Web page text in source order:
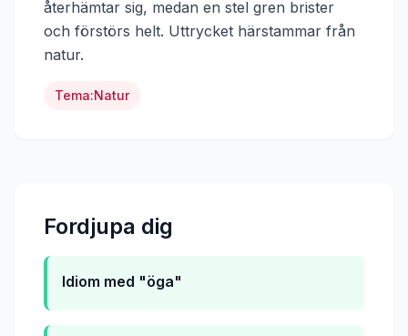
återhämtar sig, medan en stel gren brister
och förstörs helt. Uttrycket härstammar från
natur.
Tema:Natur
Fordjupa dig
Idiom med "öga"